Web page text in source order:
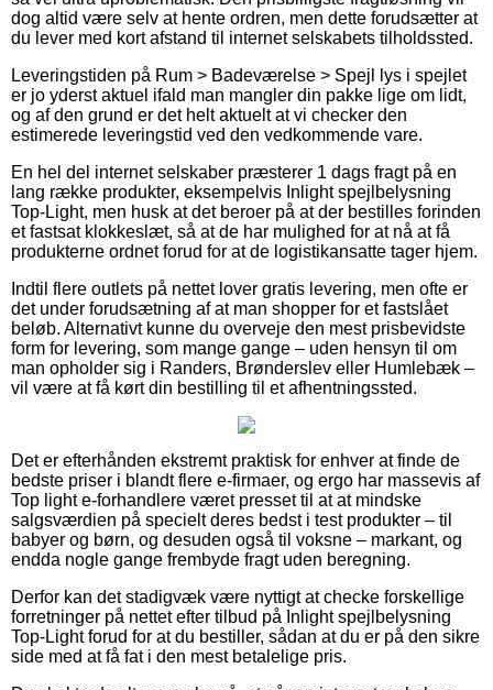
dog altid være selv at hente ordren, men dette forudsætter at
du lever med kort afstand til internet selskabets tilholdssted.
Leveringstiden på Rum > Badeværelse > Spejl lys i spejlet
er jo yderst aktuel ifald man mangler din pakke lige om lidt,
og af den grund er det helt aktuelt at vi checker den
estimerede leveringstid ved den vedkommende vare.
En hel del internet selskaber præsterer 1 dags fragt på en
lang række produkter, eksempelvis Inlight spejlbelysning
Top-Light, men husk at det beroer på at der bestilles forinden
et fastsat klokkeslæt, så at de har mulighed for at nå at få
produkterne ordnet forud for at de logistikansatte tager hjem.
Indtil flere outlets på nettet lover gratis levering, men ofte er
det under forudsætning af at man shopper for et fastslået
beløb. Alternativt kunne du overveje den mest prisbevidste
form for levering, som mange gange – uden hensyn til om
man opholder sig i Randers, Brønderslev eller Humlebæk –
vil være at få kørt din bestilling til et afhentningssted.
Det er efterhånden ekstremt praktisk for enhver at finde de
bedste priser i blandt flere e-firmaer, og ergo har massevis af
Top light e-forhandlere været presset til at at mindske
salgsværdien på specielt deres bedst i test produkter – til
babyer og børn, og desuden også til voksne – markant, og
endda nogle gange frembyde fragt uden beregning.
Derfor kan det stadigvæk være nyttigt at checke forskellige
forretninger på nettet efter tilbud på Inlight spejlbelysning
Top-Light forud for at du bestiller, sådan at du er på den sikre
side med at få fat i den mest betalelige pris.